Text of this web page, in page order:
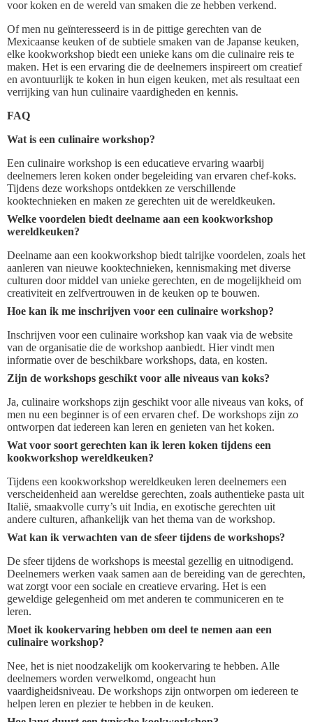
voor koken en de wereld van smaken die ze hebben verkend.
Of men nu geïnteresseerd is in de pittige gerechten van de
Mexicaanse keuken of de subtiele smaken van de Japanse keuken,
elke kookworkshop biedt een unieke kans om die culinaire reis te
maken. Het is een ervaring die de deelnemers inspireert om creatief
en avontuurlijk te koken in hun eigen keuken, met als resultaat een
verrijking van hun culinaire vaardigheden en kennis.
FAQ
Wat is een culinaire workshop?
Een culinaire workshop is een educatieve ervaring waarbij
deelnemers leren koken onder begeleiding van ervaren chef-koks.
Tijdens deze workshops ontdekken ze verschillende
kooktechnieken en maken ze gerechten uit de wereldkeuken.
Welke voordelen biedt deelname aan een kookworkshop
wereldkeuken?
Deelname aan een kookworkshop biedt talrijke voordelen, zoals het
aanleren van nieuwe kooktechnieken, kennismaking met diverse
culturen door middel van unieke gerechten, en de mogelijkheid om
creativiteit en zelfvertrouwen in de keuken op te bouwen.
Hoe kan ik me inschrijven voor een culinaire workshop?
Inschrijven voor een culinaire workshop kan vaak via de website
van de organisatie die de workshop aanbiedt. Hier vindt men
informatie over de beschikbare workshops, data, en kosten.
Zijn de workshops geschikt voor alle niveaus van koks?
Ja, culinaire workshops zijn geschikt voor alle niveaus van koks, of
men nu een beginner is of een ervaren chef. De workshops zijn zo
ontworpen dat iedereen kan leren en genieten van het koken.
Wat voor soort gerechten kan ik leren koken tijdens een
kookworkshop wereldkeuken?
Tijdens een kookworkshop wereldkeuken leren deelnemers een
verscheidenheid aan wereldse gerechten, zoals authentieke pasta uit
Italië, smaakvolle curry’s uit India, en exotische gerechten uit
andere culturen, afhankelijk van het thema van de workshop.
Wat kan ik verwachten van de sfeer tijdens de workshops?
De sfeer tijdens de workshops is meestal gezellig en uitnodigend.
Deelnemers werken vaak samen aan de bereiding van de gerechten,
wat zorgt voor een sociale en creatieve ervaring. Het is een
geweldige gelegenheid om met anderen te communiceren en te
leren.
Moet ik kookervaring hebben om deel te nemen aan een
culinaire workshop?
Nee, het is niet noodzakelijk om kookervaring te hebben. Alle
deelnemers worden verwelkomd, ongeacht hun
vaardigheidsniveau. De workshops zijn ontworpen om iedereen te
helpen leren en plezier te hebben in de keuken.